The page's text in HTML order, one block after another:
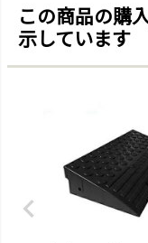
この商品の購
示しています